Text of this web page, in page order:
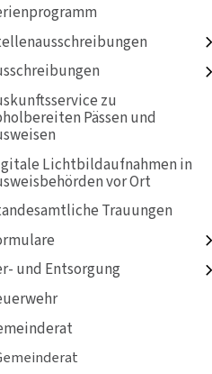
zu
Pässen und
Lichtbildaufnahmen in
vor Ort
Trauungen
und Entsorgung